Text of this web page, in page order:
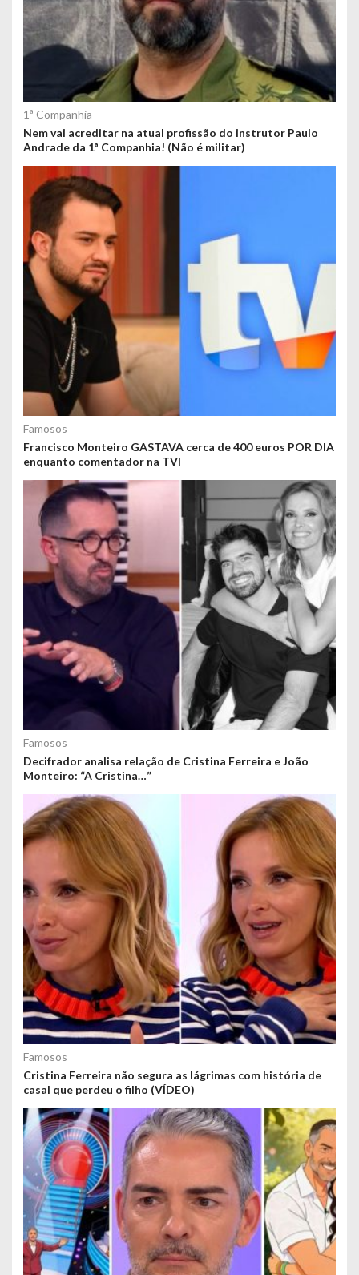
1ª Companhia
Nem vai acreditar na atual profissão do instrutor Paulo
Andrade da 1ª Companhia! (Não é militar)
Famosos
Francisco Monteiro GASTAVA cerca de 400 euros POR DIA
enquanto comentador na TVI
Famosos
Decifrador analisa relação de Cristina Ferreira e João
Monteiro: “A Cristina…”
Famosos
Cristina Ferreira não segura as lágrimas com história de
casal que perdeu o filho (VÍDEO)